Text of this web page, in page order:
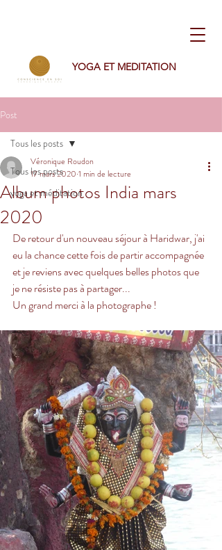
YOGA ET MEDITATION
Post
Tous les posts
yoga et méditation
Tous les posts
Album photos India mars
2020
Véronique Roudon
17 mars 2020 1 min de lecture
De retour d'un nouveau séjour à Haridwar, j'ai
eu la chance cette fois de partir accompagnée
et je reviens avec quelques belles photos que
je ne résiste pas à partager...
Un grand merci à la photographe !